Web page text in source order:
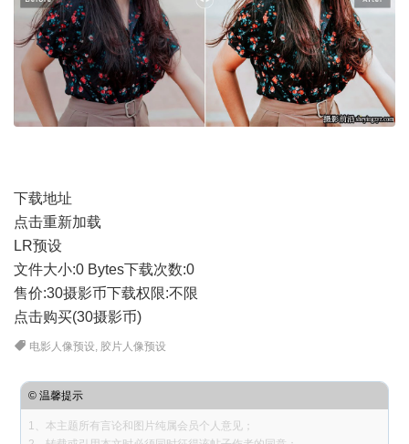
下载地址
点击重新加载
LR预设
文件大小:0 Bytes下载次数:0
售价:30摄影币下载权限:不限
点击购买(30摄影币)
电影人像预设, 胶片人像预设
© 温馨提示
1、本主题所有言论和图片纯属会员个人意见；